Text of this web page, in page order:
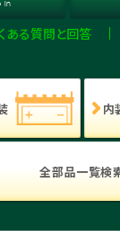
in
ある質問と回答
内
全部品一覧検